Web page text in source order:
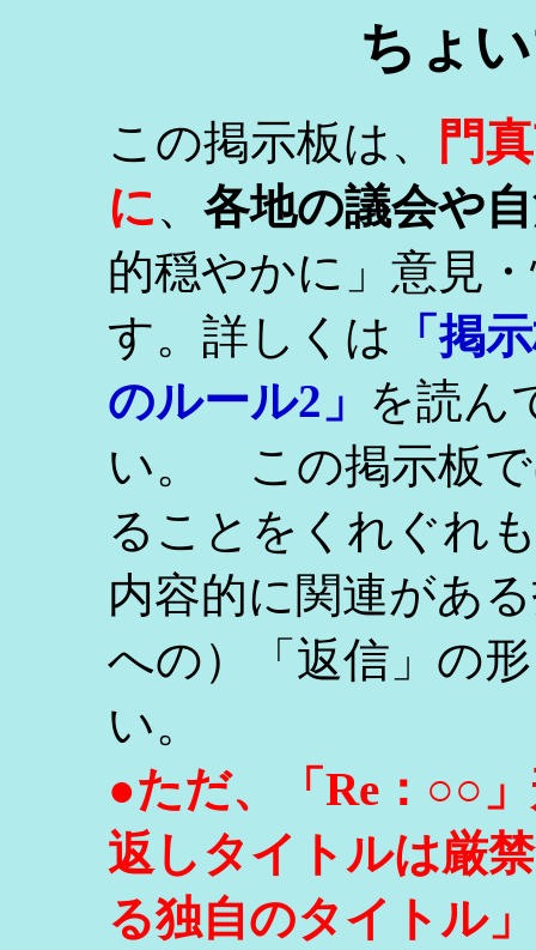
ちょ
この掲示板は、
門
に、 各地の議会や
的穏やかに」意見
す。詳しくは
「掲
のルール2」 を読ん
い。 この掲示板で
ることをくれぐれ
内容的に関連があ
への）「返信」の
い。
●ただ、「Re：○○
返しタイトルは厳
る独自のタイトル